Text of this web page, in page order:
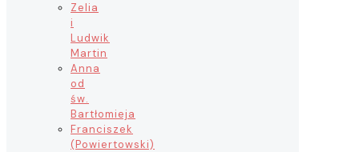
Zelia
i
Ludwik
Martin
Anna
od
św.
Bartłomieja
Franciszek
(Powiertowski)